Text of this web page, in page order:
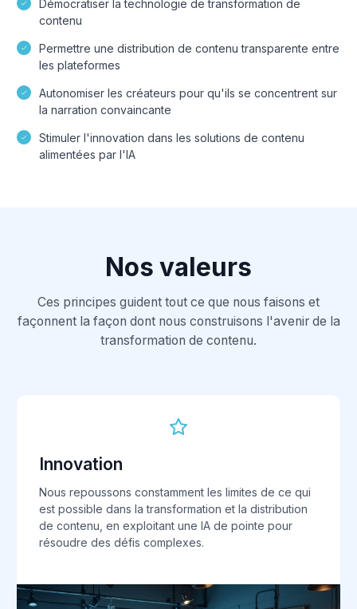
Démocratiser la technologie de transformation de
contenu
Permettre une distribution de contenu transparente entre
les plateformes
Autonomiser les créateurs pour qu'ils se concentrent sur
la narration convaincante
Stimuler l'innovation dans les solutions de contenu
alimentées par l'IA
Nos valeurs
Ces principes guident tout ce que nous faisons et
façonnent la façon dont nous construisons l'avenir de la
transformation de contenu.
Innovation
Nous repoussons constamment les limites de ce qui
est possible dans la transformation et la distribution
de contenu, en exploitant une IA de pointe pour
résoudre des défis complexes.